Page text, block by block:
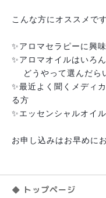
こんな方にオススメです
✨アロマセラピーに興
✨アロマオイルはいろ
どうやって選んだら
✨最近よく聞くメディ
る方
✨エッセンシャルオイ
お申し込みはお早めに
◆ トップページ